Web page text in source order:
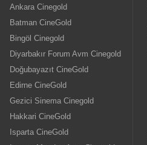
Ankara Cinegold
Batman CineGold
Bingöl Cinegold
Diyarbakır Forum Avm Cinegold
Doğubayazıt CineGold
Edirne CineGold
Gezici Sinema Cinegold
Hakkari CineGold
Isparta CineGold